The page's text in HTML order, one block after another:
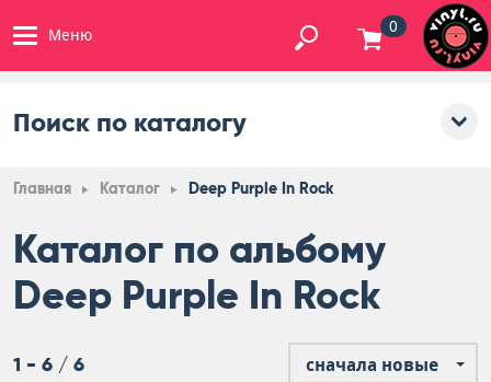
Меню 0
Поиск по каталогу
Главная Каталог Deep Purple In Rock
Каталог по альбому
Deep Purple In Rock
1 - 6 / 6 сначала новые